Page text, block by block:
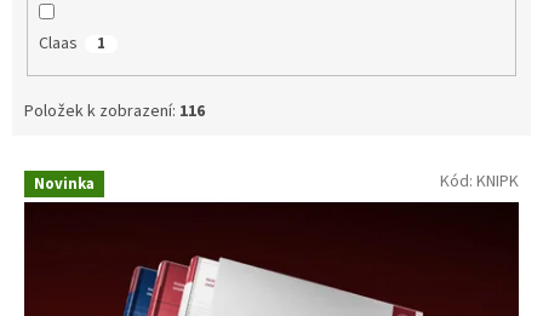
Claas 1
Položek k zobrazení: 116
V Novinka Kód: KNIPK